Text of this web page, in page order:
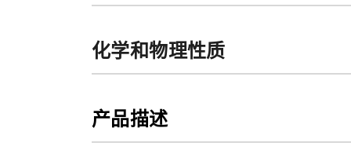
化学和物理性质
产品描述